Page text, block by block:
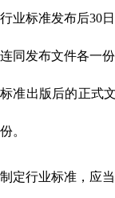
行业标准发布后30
连同发布文件各一
标准出版后的正式
份。
制定行业标准，应